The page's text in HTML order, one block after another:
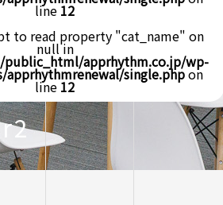
line 12
to read property "cat_name" on
null in
public_html/apprhythm.co.jp/wp-
single.phpon
line 12